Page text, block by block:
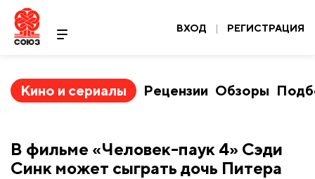
ВХОД | РЕГИСТРАЦИЯ
Кино и сериалы Рецензии Обзоры
В фильме «Человек-паук 4» Сэди
Синк может сыграть дочь Питера